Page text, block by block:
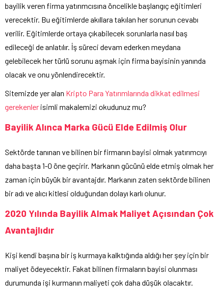
bayilik veren firma yatırımcısına öncelikle başlangıç eğitimleri
verecektir. Bu eğitimlerde akıllara takılan her sorunun cevabı
verilir. Eğitimlerde ortaya çıkabilecek sorunlarla nasıl baş
edileceği de anlatılır. İş süreci devam ederken meydana
gelebilecek her türlü sorunu aşmak için firma bayisinin yanında
olacak ve onu yönlendirecektir.
Sitemizde yer alan Kripto Para Yatırımlarında dikkat edilmesi
gerekenler isimli makalemizi okudunuz mu?
Bayilik Alınca Marka Gücü Elde Edilmiş Olur
Sektörde tanınan ve bilinen bir firmanın bayisi olmak yatırımcıyı
daha başta 1-0 öne geçirir. Markanın gücünü elde etmiş olmak her
zaman için büyük bir avantajdır. Markanın zaten sektörde bilinen
bir adı ve alıcı kitlesi olduğundan dolayı karlı olunur.
2020 Yılında Bayilik Almak Maliyet Açısından Çok
Avantajlıdır
Kişi kendi başına bir iş kurmaya kalktığında aldığı her şey için bir
maliyet ödeyecektir. Fakat bilinen firmaların bayisi olunması
durumunda işi kurmanın maliyeti çok daha düşük olacaktır.